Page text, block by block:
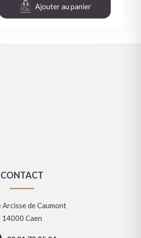
Ajouter au panier
CONTACT
Arcisse de Caumont
14000 Caen